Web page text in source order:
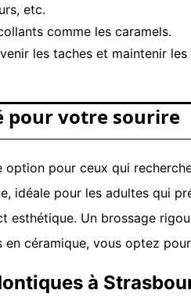
etc.
comme les caramels.
les taches et maintenir
pour votre sourire
option pour ceux qui
idéale pour les adultes qui
esthétique. Un brossage
céramique, vous optez
à